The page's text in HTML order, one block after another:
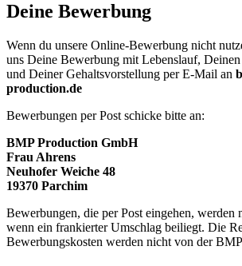
Deine Bewerbung
Wenn du unsere Online-Bewerbung nicht
uns Deine Bewerbung mit Lebenslauf, Deinen
und Deiner Gehaltsvorstellung per E-Mail an
production.de
Bewerbungen per Post schicke bitte an:
BMP Production GmbH
Frau Ahrens
Neuhofer Weiche 48
19370 Parchim
Bewerbungen, die per Post eingehen, werden
wenn ein frankierter Umschlag beiliegt. Die
Bewerbungskosten werden nicht von der